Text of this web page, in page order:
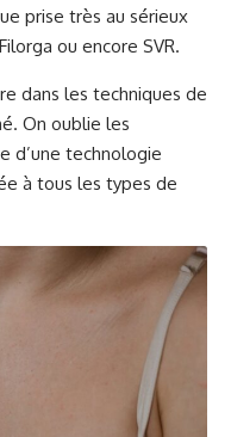
prise très au sérieux
Filorga ou encore SVR.
dans les techniques de
On oublie les
d’une technologie
à tous les types de